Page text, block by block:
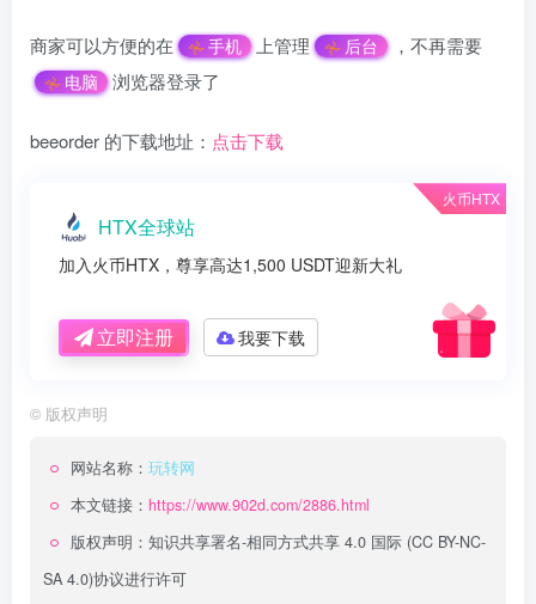
商家可以方便的在 手机 上管理 后台 ，不再需要
电脑 浏览器登录了
beeorder 的下载地址： 点击下载
火币HTX
HTX全球站
加入火币HTX，尊享高达1,500 USDT迎新大礼
立即注册 我要下载
© 版权声明
网站名称： 玩转网
本文链接： https://www.902d.com/2886.html
版权声明： 知识共享署名-相同方式共享 4.0 国际 (CC BY-NC-
SA 4.0)协议进行许可